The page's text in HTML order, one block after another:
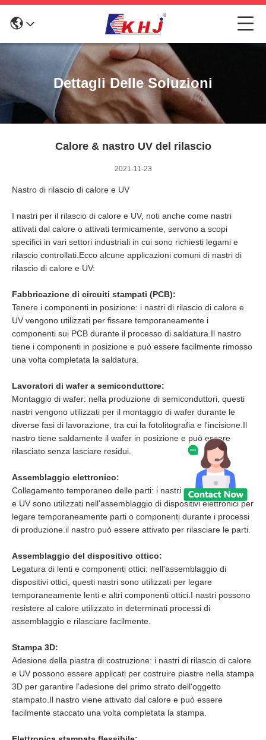
Dettagli Delle Soluzioni
Calore & nastro UV del rilascio
2021-11-23
Nastro di rilascio di calore e UV
I nastri per il rilascio di calore e UV, noti anche come nastri
attivati dal calore o attivati termicamente, servono a scopi
specifici in vari settori industriali in cui sono richiesti legami e
rilascio controllati.Ecco alcune applicazioni comuni di nastri di
rilascio di calore e UV:
Fabbricazione di circuiti stampati (PCB):
Tenere i componenti in posizione: i nastri di rilascio di calore e
UV vengono utilizzati per fissare temporaneamente i
componenti sui PCB durante il processo di saldatura.Il nastro
tiene i componenti in posizione e può essere facilmente rimosso
una volta completata la saldatura.
Lavoratori di wafer a semiconduttore:
Montaggio di wafer: nella produzione di semiconduttori, questi
nastri vengono utilizzati per il montaggio di wafer durante le
diverse fasi di lavorazione, tra cui la fotolitografia e l'incisione.Il
nastro tiene saldamente il wafer in posizione e può essere
rilasciato senza lasciare residui.
Assemblaggio elettronico:
Collegamento temporaneo delle parti: i nastri di rilascio termico
e UV sono utilizzati nell'assemblaggio di dispositivi elettronici per
legare temporaneamente parti o componenti durante i processi
di produzione.il nastro può essere attivato per rilasciare le parti.
Assemblaggio del dispositivo ottico:
Legatura di lenti e componenti ottici: nell'assemblaggio di
dispositivi ottici, questi nastri sono utilizzati per legare
temporaneamente lenti e altri componenti ottici.I nastri possono
resistere al calore utilizzato in determinati processi di
assemblaggio e rilasciare facilmente.
Stampa 3D:
Adesione della piastra di costruzione: i nastri di rilascio di calore
e UV possono essere applicati per costruire piastre nella stampa
3D per garantire l'adesione del primo strato dell'oggetto
stampato.Il nastro viene attivato dal calore e può essere
facilmente staccato una volta completata la stampa.